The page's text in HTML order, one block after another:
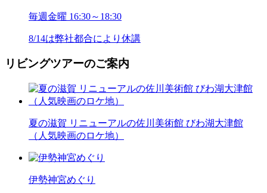
毎週金曜 16:30～18:30
8/14は弊社都合により休講
リビングツアーのご案内
夏の滋賀 リニューアルの佐川美術館 びわ湖大津館
（人気映画のロケ地）
伊勢神宮めぐり